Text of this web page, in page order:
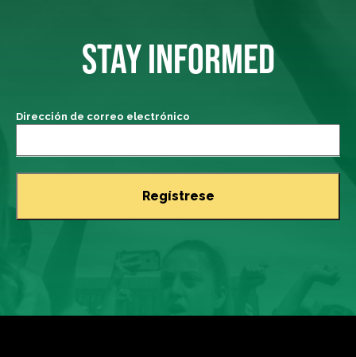
STAY INFORMED
Dirección de correo electrónico